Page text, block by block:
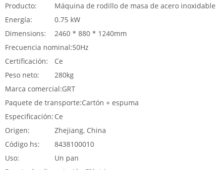
Producto:
Máquina de rodillo de masa de acero inoxidable
Energía:
0.75 kW
Dimensions:
2460 * 880 * 1240mm
Frecuencia nominal:50Hz
Certificación:
Ce
Peso neto:
280kg
Marca comercial:GRT
Paquete de transporte:Cartón + espuma
Especificación: Ce
Origen:
Zhejiang, China
Código hs:
8438100010
Uso:
Un pan